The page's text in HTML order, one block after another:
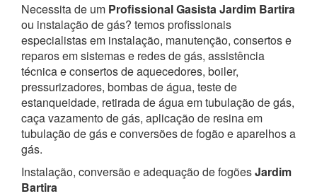
Necessita de um Profissional Gasista Jardim Bartira
ou instalação de gás? temos profissionais
especialistas em instalação, manutenção, consertos e
reparos em sistemas e redes de gás, assistência
técnica e consertos de aquecedores, boiler,
pressurizadores, bombas de água, teste de
estanqueidade, retirada de água em tubulação de gás,
caça vazamento de gás, aplicação de resina em
tubulação de gás e conversões de fogão e aparelhos a
gás.
Instalação, conversão e adequação de fogõesJardim
Bartira